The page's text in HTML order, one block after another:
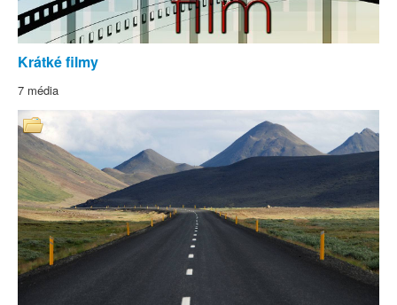
Krátké filmy
7 média